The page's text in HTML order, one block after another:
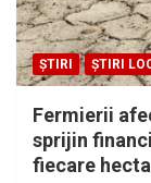
ȘTIRI ȘTIRI
Fermierii
sprijin
fiecare